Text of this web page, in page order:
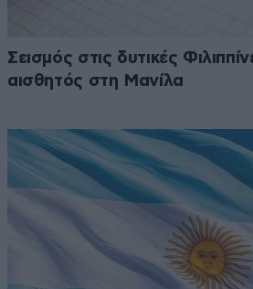
Σεισμός στις δυτικές
αισθητός στη Μανίλα